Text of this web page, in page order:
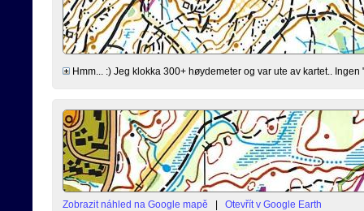
Hmm... :) Jeg klokka 300+ høydemeter og var ute av kartet..
Zobrazit náhled na Google mapě |
Otevřít v Google Earth